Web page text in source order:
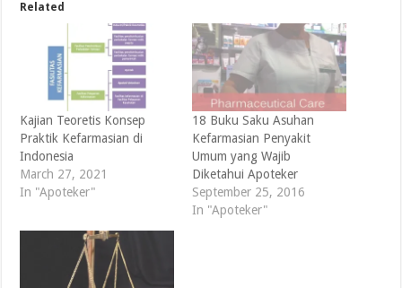
Related
Kajian Teoretis Konsep
Praktik Kefarmasian di
Indonesia
March 27, 2021
In "Apoteker"
18 Buku Saku Asuhan
Kefarmasian Penyakit
Umum yang Wajib
Diketahui Apoteker
September 25, 2016
In "Apoteker"